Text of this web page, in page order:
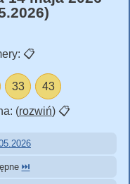
📋
33 43
(rozwiń) 📋
⏭️